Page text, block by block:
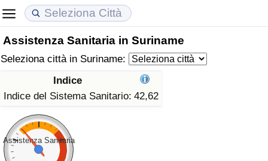
Assistenza Sanitaria in Suriname
Seleziona città in Suriname:
Indice
Indice del Sistema Sanitario: 42,62
Assistenza Sanitaria
Costo della vita
Indice Del Costo Della Vita (corrente)
Indice Del Costo Della Vita
Indice del Costo della Vita per Nazione
Prezzi degli immobili
Indice del Prezzo delle Case (Corrente)
Indice del Prezzo delle Case
Indice del Prezzo delle Case per Nazione
Qualità della Vita
Indice della Qualità della Vita
Indice della Qualità della Vita (Corrente)
Indice della qualità della vita per Paese